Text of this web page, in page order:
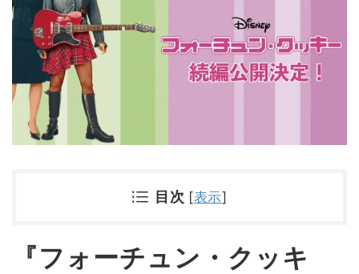
目次 [表示]
『フォーチュン・クッキ